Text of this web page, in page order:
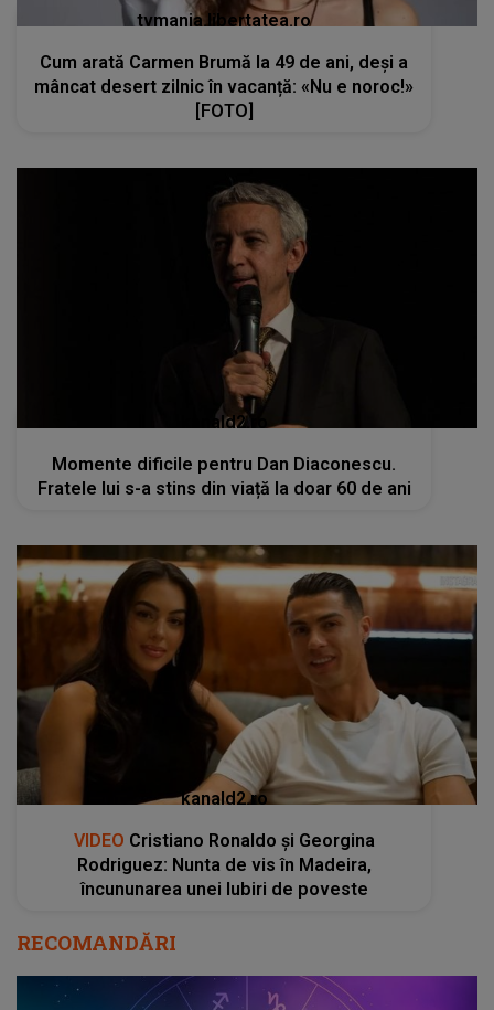
tvmania.libertatea.ro
Cum arată Carmen Brumă la 49 de ani, deși a
mâncat desert zilnic în vacanță: «Nu e noroc!»
[FOTO]
kanald2.ro
Momente dificile pentru Dan Diaconescu.
Fratele lui s-a stins din viață la doar 60 de ani
kanald2.ro
VIDEO Cristiano Ronaldo și Georgina
Rodriguez: Nunta de vis în Madeira,
încununarea unei Iubiri de poveste
RECOMANDĂRI